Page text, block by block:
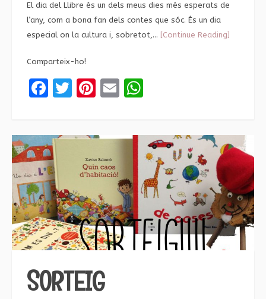
El dia del Llibre és un dels meus dies més esperats de
l’any, com a bona fan dels contes que sóc. És un dia
especial on la cultura i, sobretot,… [Continue Reading]
Comparteix-ho!
Facebook
Twitter
Pinterest
Email
SORTEIG